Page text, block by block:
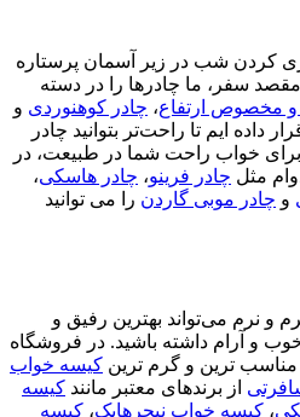
کردن شب در زیر آسمان پرستاره
سفر، ما چادرها را در دسته
و مخصوص ارتفاع، چادر کوهنوردی و
داده ایم تا راحت‌تر بتوانید چادر
برای خواب راحت شما در طبیعت، در
مثل چادر فرینو، چادر هاسکی،
و چادر موبی گاردن را می توانید
نرم می‌تواند بهترین رفیق و
و آرام داشته باشید. در فروشگاه
مناسب ترین و گرم ترین کیسه خواب
از برندهای معتبر مانند کیسه
، کیسه خواب نیچرهایک، کیسه